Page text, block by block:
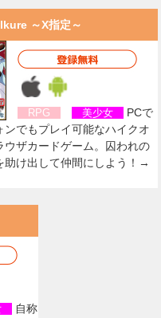
～X指定～
RPG 美少女
PCで
ンでもプレイ可能なハイクオ
ウザカードゲーム。囚われの
助け出して仲間にしよう！→
自称